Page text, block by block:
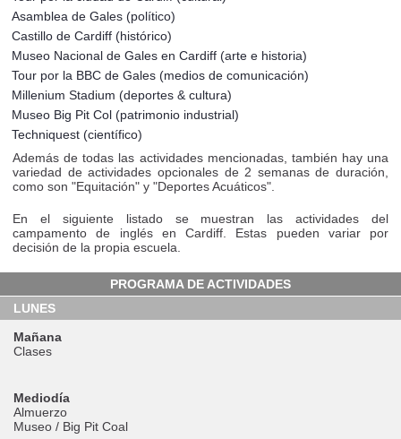
Asamblea de Gales (político)
Castillo de Cardiff (histórico)
Museo Nacional de Gales en Cardiff (arte e historia)
Tour por la BBC de Gales (medios de comunicación)
Millenium Stadium (deportes & cultura)
Museo Big Pit Col (patrimonio industrial)
Techniquest (científico)
Además de todas las actividades mencionadas, también hay una
variedad de actividades opcionales de 2 semanas de duración,
como son "Equitación" y "Deportes Acuáticos".
En el siguiente listado se muestran las actividades del
campamento de inglés en Cardiff. Estas pueden variar por
decisión de la propia escuela.
PROGRAMA DE ACTIVIDADES
LUNES
Mañana
Clases
Mediodía
Almuerzo
Museo / Big Pit Coal